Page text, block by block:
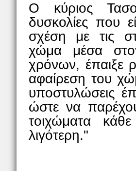
Ο κύριος
δυσκολίες που
σχέση με τις
χώμα μέσα
χρόνων, έπαιξε
αφαίρεση του
υποστυλώσεις
ώστε να
τοιχώματα
λιγότερη."